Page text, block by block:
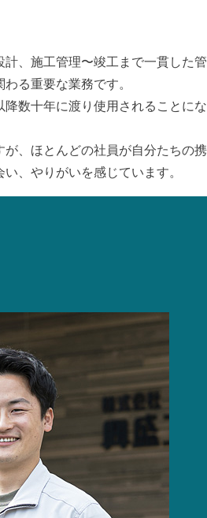
、施工管理〜竣工まで一貫した管
る重要な業務です。
数十年に渡り使用されることにな
、ほとんどの社員が自分たちの携
、やりがいを感じています。